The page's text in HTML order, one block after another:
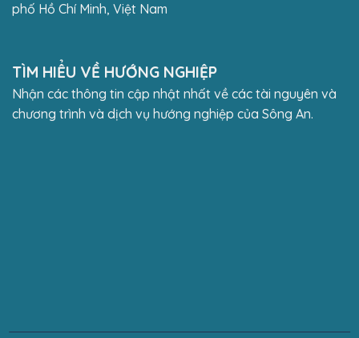
phố Hồ Chí Minh, Việt Nam
TÌM HIỂU VỀ HƯỚNG NGHIỆP
Nhận các thông tin cập nhật nhất về các tài nguyên và
chương trình và dịch vụ hướng nghiệp của Sông An.